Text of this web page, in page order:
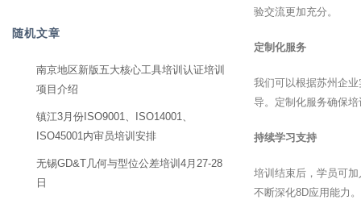
验交流更加充分。
定制化服务
我们可以根据苏州企
导。定制化服务确保
持续学习支持
培训结束后，学员可
不断深化8D应用能力。
随机文章
南京地区新版五大核心工具培训认证培训
项目介绍
镇江3月份ISO9001、ISO14001、
ISO45001内审员培训安排
无锡GD&T几何与型位公差培训4月27-28
日